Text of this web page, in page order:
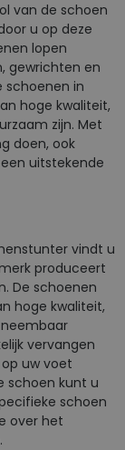
van de schoen
u op deze
lopen
gewrichten en
schoenen in
hoge kwaliteit,
zijn. Met
doen, ook
uitstekende
vindt u
produceert
De schoenen
hoge kwaliteit,
vervangen
uw voet
schoen kunt u
schoen
over het